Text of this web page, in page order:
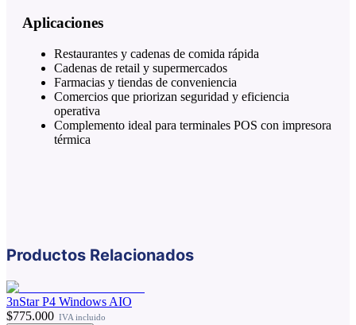
Aplicaciones
Restaurantes y cadenas de comida rápida
Cadenas de retail y supermercados
Farmacias y tiendas de conveniencia
Comercios que priorizan seguridad y eficiencia
operativa
Complemento ideal para terminales POS con impresora
térmica
Productos Relacionados
3nStar P4 Windows AIO
$775.000 IVA incluido